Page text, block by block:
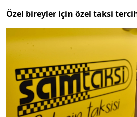
Özel bireyler için özel taksi